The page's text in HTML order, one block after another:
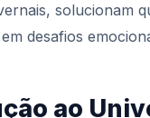
solucionam
desafios
ao